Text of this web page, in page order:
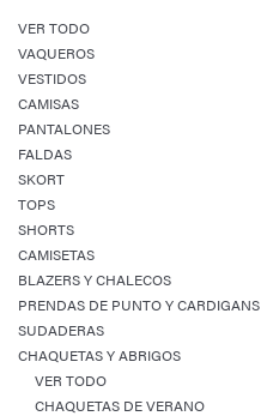
VER TODO
VAQUEROS
VESTIDOS
CAMISAS
PANTALONES
FALDAS
SKORT
TOPS
SHORTS
CAMISETAS
BLAZERS Y CHALECOS
PRENDAS DE PUNTO Y CARDIGANS
SUDADERAS
CHAQUETAS Y ABRIGOS
VER TODO
CHAQUETAS DE VERANO